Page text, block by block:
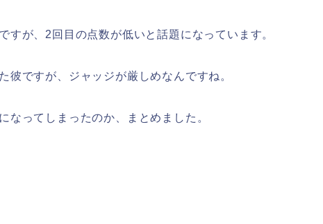
すが、2回目の点数が低いと話題になっています。
彼ですが、ジャッジが厳しめなんですね。
なってしまったのか、まとめました。